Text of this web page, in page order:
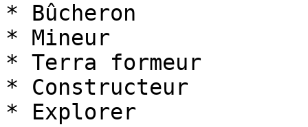
* Bûcheron
* Mineur
* Terra formeur
* Constructeur
* Explorer